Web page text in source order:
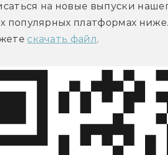
на новые выпуски
популярных платформах
скачать файл.